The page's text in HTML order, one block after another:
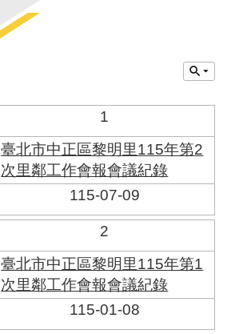
1
臺北市中正區黎明里115年第2
次里鄰工作會報會議紀錄
115-07-09
2
臺北市中正區黎明里115年第1
次里鄰工作會報會議紀錄
115-01-08